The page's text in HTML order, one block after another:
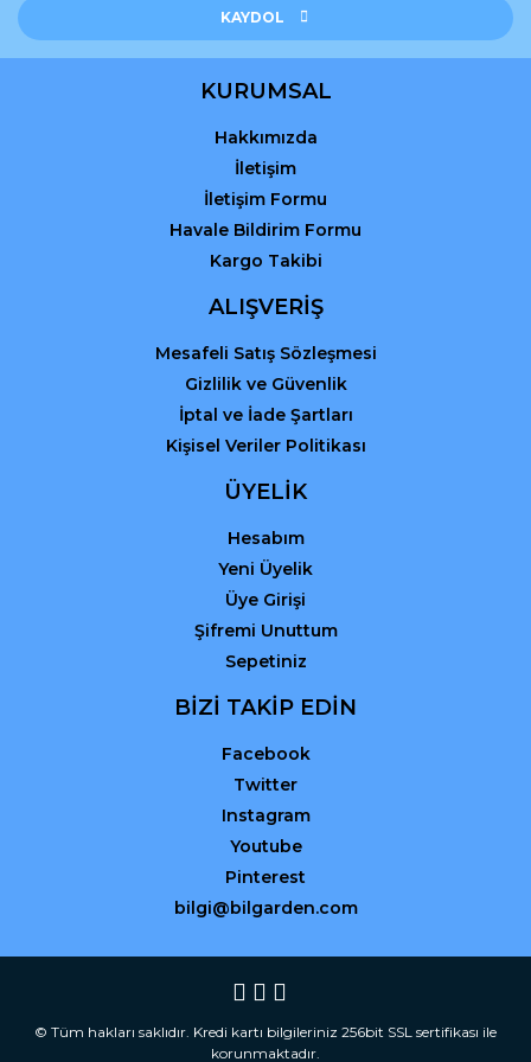
KAYDOL
KURUMSAL
Hakkımızda
İletişim
İletişim Formu
Havale Bildirim Formu
Kargo Takibi
ALIŞVERİŞ
Mesafeli Satış Sözleşmesi
Gizlilik ve Güvenlik
İptal ve İade Şartları
Kişisel Veriler Politikası
ÜYELİK
Hesabım
Yeni Üyelik
Üye Girişi
Şifremi Unuttum
Sepetiniz
BİZİ TAKİP EDİN
Facebook
Twitter
Instagram
Youtube
Pinterest
bilgi@bilgarden.com
© Tüm hakları saklıdır. Kredi kartı bilgileriniz 256bit SSL sertifikası ile
korunmaktadır.